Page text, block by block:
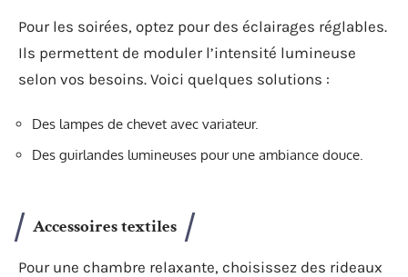
Pour les soirées, optez pour des éclairages réglables.
Ils permettent de moduler l’intensité lumineuse
selon vos besoins. Voici quelques solutions :
Des lampes de chevet avec variateur.
Des guirlandes lumineuses pour une ambiance douce.
Accessoires textiles
Pour une chambre relaxante, choisissez des rideaux